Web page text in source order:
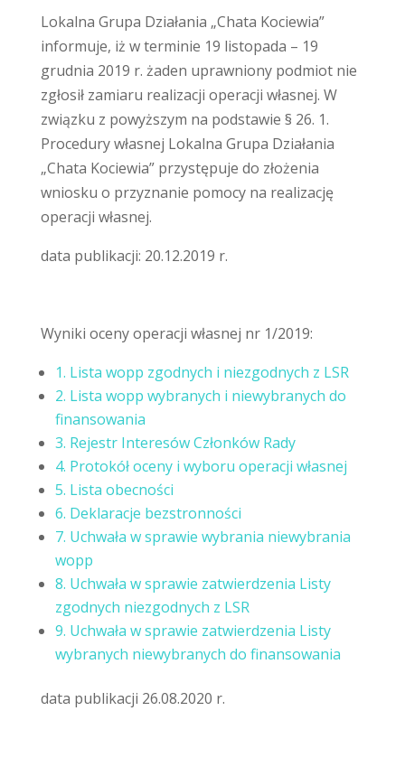
Lokalna Grupa Działania „Chata Kociewia”
informuje, iż w terminie 19 listopada – 19
grudnia 2019 r. żaden uprawniony podmiot nie
zgłosił zamiaru realizacji operacji własnej. W
związku z powyższym na podstawie § 26. 1.
Procedury własnej Lokalna Grupa Działania
„Chata Kociewia” przystępuje do złożenia
wniosku o przyznanie pomocy na realizację
operacji własnej.
data publikacji: 20.12.2019 r.
Wyniki oceny operacji własnej nr 1/2019:
1. Lista wopp zgodnych i niezgodnych z LSR
2. Lista wopp wybranych i niewybranych do
finansowania
3. Rejestr Interesów Członków Rady
4. Protokół oceny i wyboru operacji własnej
5. Lista obecności
6. Deklaracje bezstronności
7. Uchwała w sprawie wybrania niewybrania
wopp
8. Uchwała w sprawie zatwierdzenia Listy
zgodnych niezgodnych z LSR
9. Uchwała w sprawie zatwierdzenia Listy
wybranych niewybranych do finansowania
data publikacji 26.08.2020 r.